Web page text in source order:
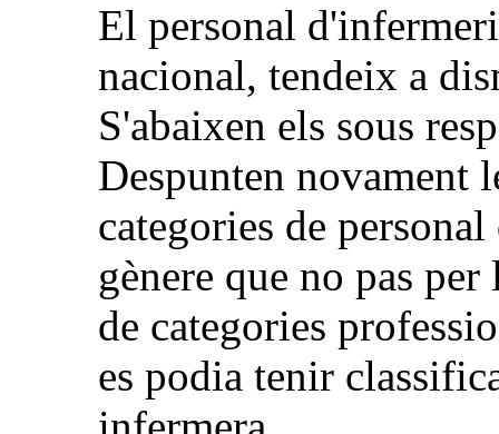
El personal
nacional, tendeix a
S'abaixen els sous
Despunten novament
categories de
gènere que no pas
de categories
es podia tenir